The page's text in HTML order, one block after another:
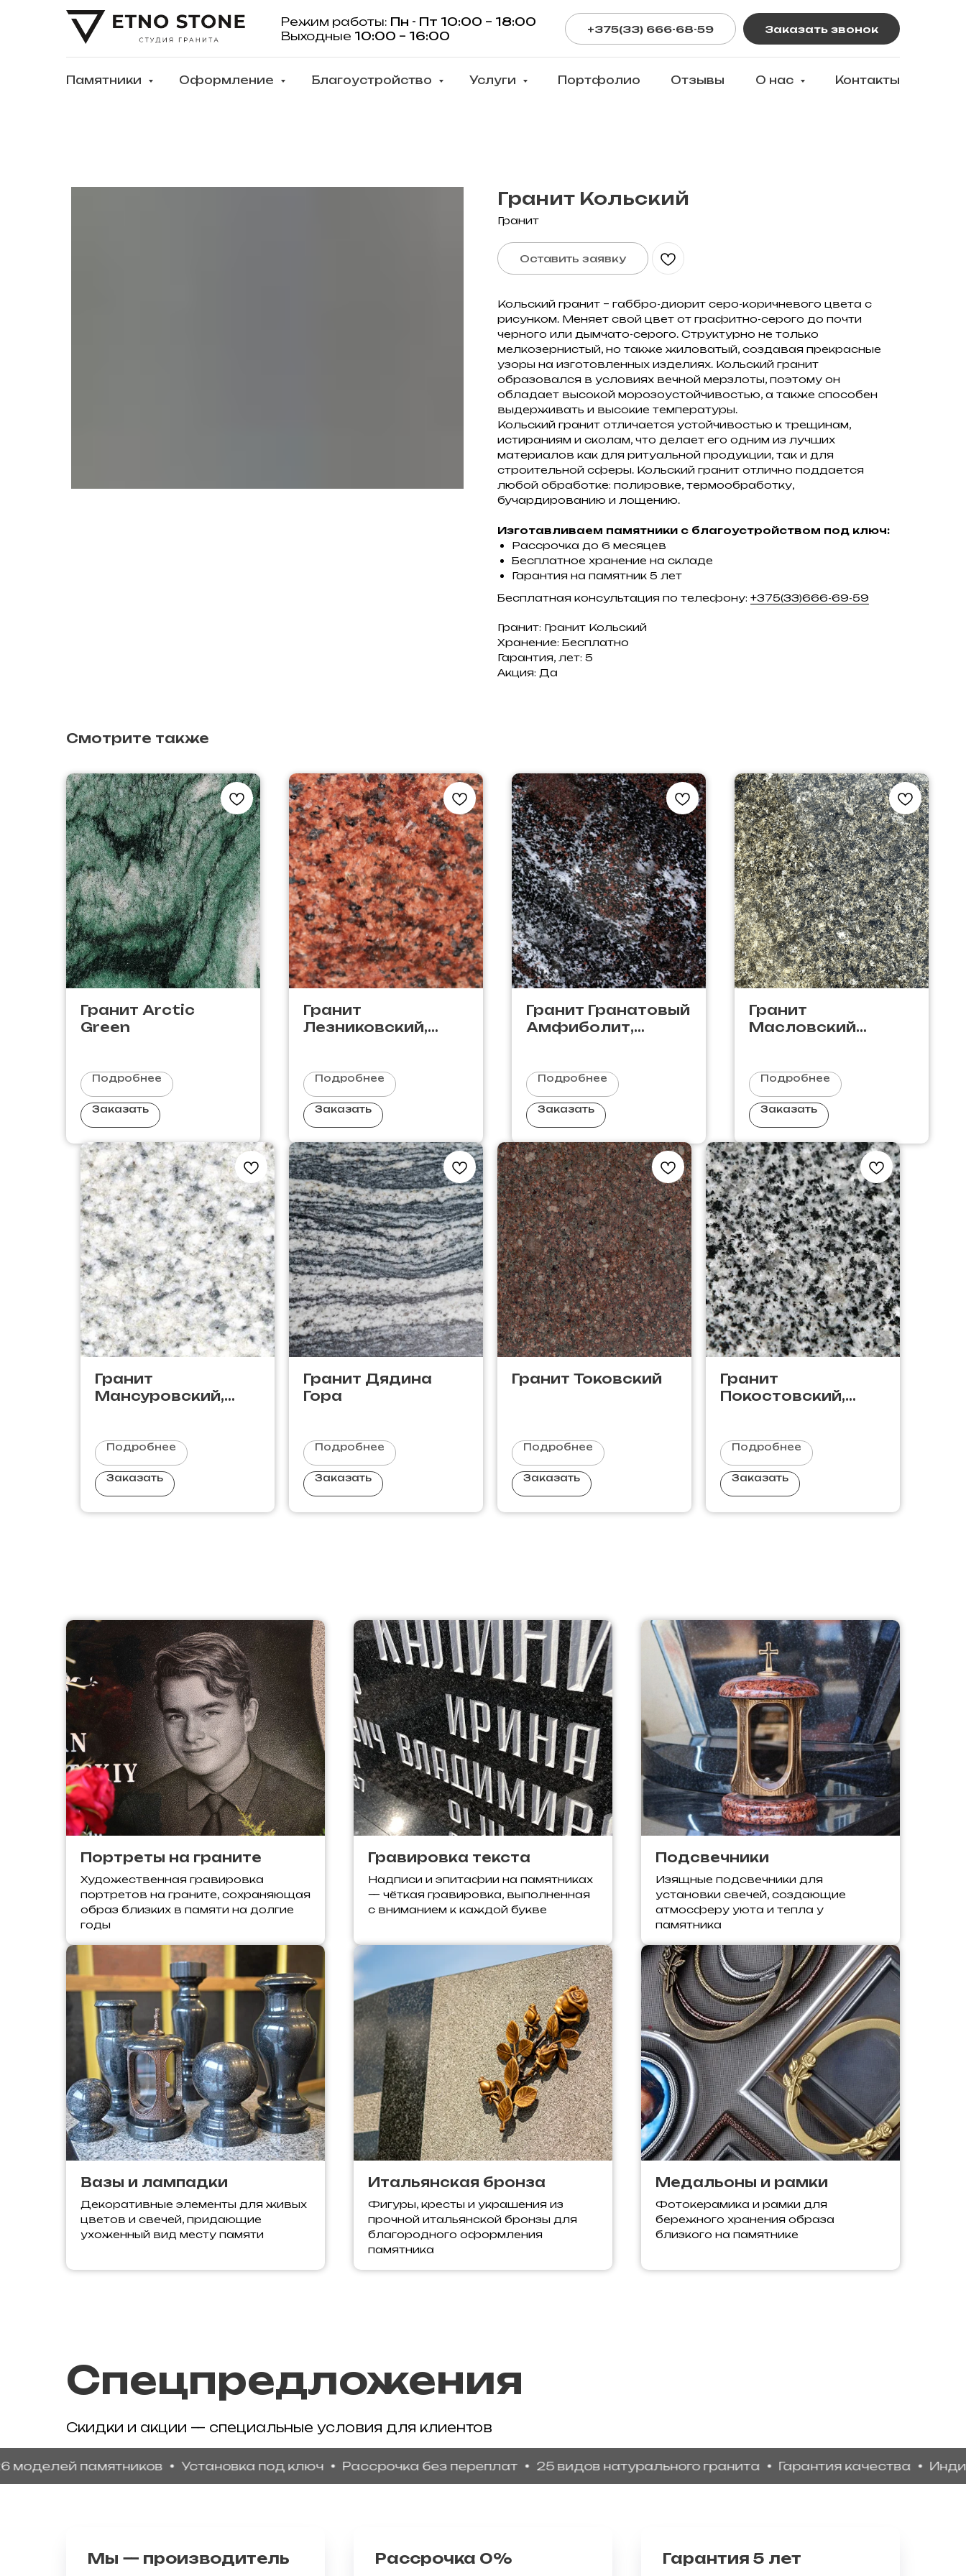
Режим работы: Пн - Пт 10:00 – 18:00
Выходные 10:00 – 16:00 +375(33) 666-68-59 Заказать звонок
Памятники Оформление Благоустройство Услуги Портфолио Отзывы О нас Контакты
Гранит Кольский
Гранит
Оставить заявку
Кольский гранит – габбро-диорит серо-коричневого цвета с
рисунком. Меняет свой цвет от графитно-серого до почти
черного или дымчато-серого. Структурно не только
мелкозернистый, но также жиловатый, создавая прекрасные
узоры на изготовленных изделиях. Кольский гранит
образовался в условиях вечной мерзлоты, поэтому он
обладает высокой морозоустойчивостью, а также способен
выдерживать и высокие температуры.
Кольский гранит отличается устойчивостью к трещинам,
истираниям и сколам, что делает его одним из лучших
материалов как для ритуальной продукции, так и для
строительной сферы. Кольский гранит отлично поддается
любой обработке: полировке, термообработку,
бучардированию и лощению.
Изготавливаем памятники с благоустройством под ключ:
Рассрочка до 6 месяцев
Бесплатное хранение на складе
Гарантия на памятник 5 лет
Бесплатная консультация по телефону: +375(33)666-69-59
Гранит: Гранит Кольский
Хранение: Бесплатно
Гарантия, лет: 5
Акция: Да
Смотрите также
Гранит Аrctic
Green
Подробнее
Заказать
Гранит
Лезниковский,
Подробнее
Заказать
Гранит Гранатовый
Амфиболит,
Подробнее
Заказать
Гранит
Масловский
Подробнее
Заказать
Гранит
Мансуровский,
Подробнее
Заказать
Гранит Дядина
Гора
Подробнее
Заказать
Гранит Токовский
Подробнее
Заказать
Гранит
Покостовский,
Подробнее
Заказать
Портреты на граните
Художественная гравировка
портретов на граните, сохраняющая
образ близких в памяти на долгие
годы
Гравировка текста
Надписи и эпитафии на памятниках
— чёткая гравировка, выполненная
с вниманием к каждой букве
Подсвечники
Изящные подсвечники для
установки свечей, создающие
атмосферу уюта и тепла у
памятника
Вазы и лампадки
Декоративные элементы для живых
цветов и свечей, придающие
ухоженный вид месту памяти
Итальянская бронза
Фигуры, кресты и украшения из
прочной итальянской бронзы для
благородного оформления
памятника
Медальоны и рамки
Фотокерамика и рамки для
бережного хранения образа
близкого на памятнике
Спецпредложения
Скидки и акции — специальные условия для клиентов
памятников Установка под ключ Рассрочка без переплат 25 видов натурального гранита Гарантия качества
Мы — производитель Рассрочка 0% Гарантия 5 лет